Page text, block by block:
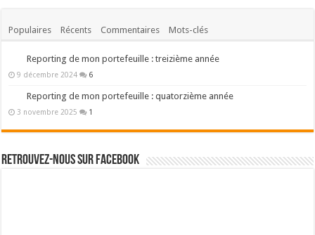
Populaires Récents Commentaires Mots-clés
Reporting de mon portefeuille : treizième année
9 décembre 2024 6
Reporting de mon portefeuille : quatorzième année
3 novembre 2025 1
Retrouvez-nous sur Facebook